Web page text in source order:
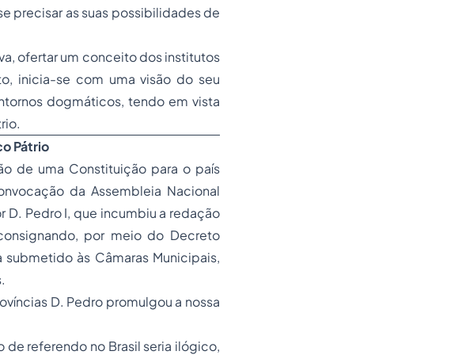
precisar as suas possibilidades de
ofertar um conceito dos institutos
inicia-se com uma visão do seu
dogmáticos, tendo em vista
Pátrio
de uma Constituição para o país
da Assembleia Nacional
Pedro I, que incumbiu a redação
por meio do Decreto
às Câmaras Municipais,
D. Pedro promulgou a nossa
referendo no Brasil seria ilógico,